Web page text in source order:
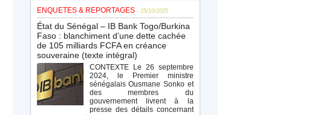
ENQUETES & REPORTAGES - 25/10/2025
État du Sénégal – IB Bank Togo/Burkina
Faso : blanchiment d’une dette cachée
de 105 milliards FCFA en créance
souveraine (texte intégral)
CONTEXTE Le 26 septembre
2024, le Premier ministre
sénégalais Ousmane Sonko et
des membres du
gouvernement livrent à la
presse des détails concernant